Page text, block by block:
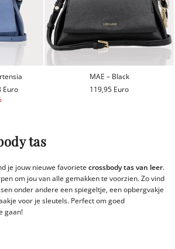
Euro
MAE – Black
119,95 Euro
tas
je jouw nieuwe favoriete crossbody tas van leer.
om jou van alle gemakken te voorzien. Zo vind
onder andere een spiegeltje, een opbergvakje
voor je sleutels. Perfect om goed
gaan!